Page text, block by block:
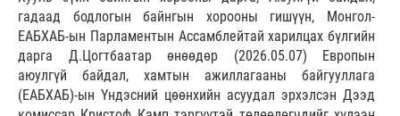
гадаад бодлогын байнгын хорооны гишүүн, Монгол-
ЕАБХАБ-ын Парламентын Ассамблейтай харилцах бүлгийн
дарга Д.Цогтбаатар өнөөдөр (2026.05.07) Европын
аюулгүй байдал, хамтын ажиллагааны байгууллага
(ЕАБХАБ)-ын Үндэсний цөөнхийн асуудал эрхэлсэн Дээд